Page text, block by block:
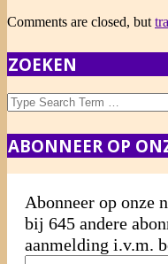
Comments are closed, but
ZOEKEN
Search
ABONNEER OP
Abonneer op onze
bij 645 andere
aanmelding i.v.m.